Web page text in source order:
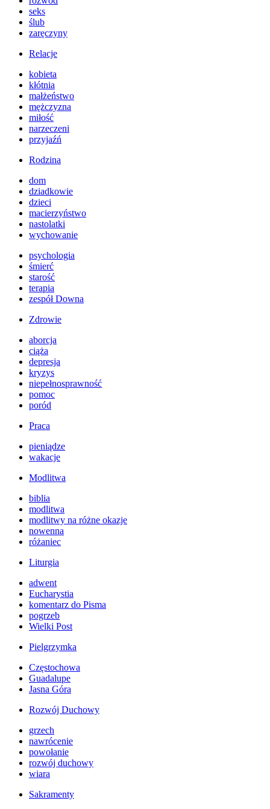
seks
ślub
zaręczyny
Relacje
kobieta
kłótnia
małżeństwo
mężczyzna
miłość
narzeczeni
przyjaźń
Rodzina
dom
dziadkowie
dzieci
macierzyństwo
nastolatki
wychowanie
psychologia
śmierć
starość
terapia
zespół Downa
Zdrowie
aborcja
ciąża
depresja
kryzys
niepełnosprawność
pomoc
poród
Praca
pieniądze
wakacje
Modlitwa
biblia
modlitwa
modlitwy na różne okazje
nowenna
różaniec
Liturgia
adwent
Eucharystia
komentarz do Pisma
pogrzeb
Wielki Post
Pielgrzymka
Częstochowa
Guadalupe
Jasna Góra
Rozwój Duchowy
grzech
nawrócenie
powołanie
rozwój duchowy
wiara
Sakramenty